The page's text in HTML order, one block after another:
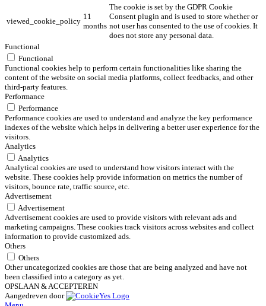
viewed_cookie_policy
11
months
The cookie is set by the GDPR Cookie
Consent plugin and is used to store whether or
not user has consented to the use of cookies. It
does not store any personal data.
Functional
Functional
Functional cookies help to perform certain functionalities like sharing the
content of the website on social media platforms, collect feedbacks, and other
third-party features.
Performance
Performance
Performance cookies are used to understand and analyze the key performance
indexes of the website which helps in delivering a better user experience for the
visitors.
Analytics
Analytics
Analytical cookies are used to understand how visitors interact with the
website. These cookies help provide information on metrics the number of
visitors, bounce rate, traffic source, etc.
Advertisement
Advertisement
Advertisement cookies are used to provide visitors with relevant ads and
marketing campaigns. These cookies track visitors across websites and collect
information to provide customized ads.
Others
Others
Other uncategorized cookies are those that are being analyzed and have not
been classified into a category as yet.
OPSLAAN & ACCEPTEREN
Aangedreven door